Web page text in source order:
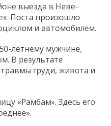
выезда в Неве-
Поста произошло
и автомобилем.
летнему мужчине,
В результате
груди, живота и
«Рамбам». Здесь его